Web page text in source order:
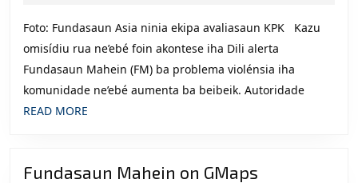
Modelu
Polisimentu
Komunitáriu
Foto: Fundasaun Asia ninia ekipa avaliasaun KPK Kazu
omisídiu rua ne’ebé foin akontese iha Dili alerta
Fundasaun Mahein (FM) ba problema violénsia iha
komunidade ne’ebé aumenta ba beibeik. Autoridade
READ MORE
Fundasaun Mahein on GMaps